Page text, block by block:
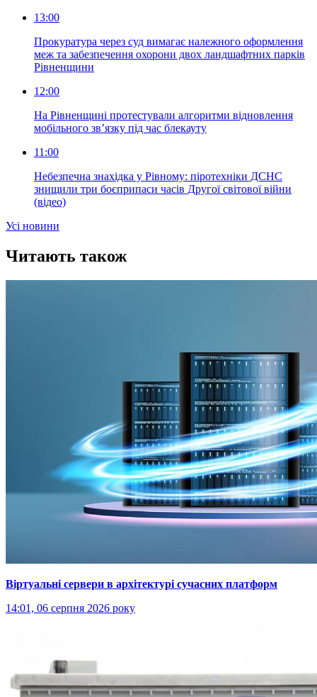
13:00
Прокуратура через суд вимагає належного оформлення
меж та забезпечення охорони двох ландшафтних парків
Рівненщини
12:00
На Рівненщині протестували алгоритми відновлення
мобільного зв’язку під час блекауту
11:00
Небезпечна знахідка у Рівному: піротехніки ДСНС
знищили три боєприпаси часів Другої світової війни
(відео)
Усi новини
Читають також
Віртуальні сервери в архітектурі сучасних платформ
14:01, 06 серпня 2026 року